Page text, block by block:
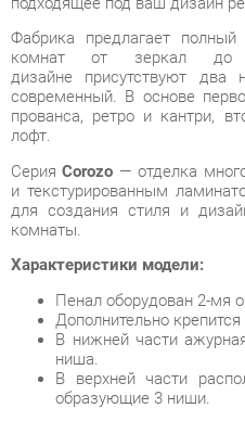
современный. В основе
прованса, ретро и кантри,
лофт.
СерияCorozo— отделка
и текстурированным
для создания стиля и
комнаты.
Характеристики модели:
Пенал оборудован 2-мя
Дополнительно крепится к
ниша.
образующие 3 ниши.
Условия покупки
Благодаря качественным
о характеристиках и
покупателей маркетплэйса